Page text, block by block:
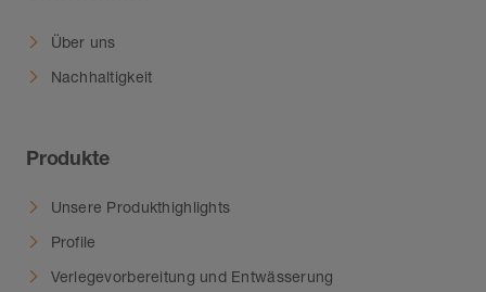
T-EB eine nachbehandelte, hochwertige
Oberfläche zur Verfügung.
Über uns
Nachhaltigkeit
Produkte
Unsere Produkthighlights
Profile
Verlegevorbereitung und Entwässerung